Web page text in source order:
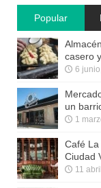
Popular
casero
6
un
1
Café
Ciudad
11